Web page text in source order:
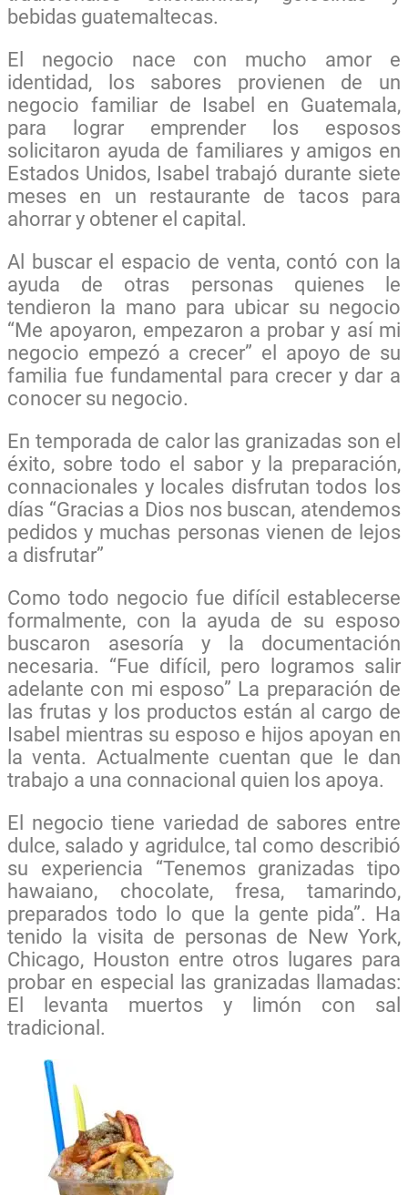
bebidas guatemaltecas.
El negocio nace con mucho amor e
identidad, los sabores provienen de un
negocio familiar de Isabel en Guatemala,
para lograr emprender los esposos
solicitaron ayuda de familiares y amigos en
Estados Unidos, Isabel trabajó durante siete
meses en un restaurante de tacos para
ahorrar y obtener el capital.
Al buscar el espacio de venta, contó con la
ayuda de otras personas quienes le
tendieron la mano para ubicar su negocio
“Me apoyaron, empezaron a probar y así mi
negocio empezó a crecer” el apoyo de su
familia fue fundamental para crecer y dar a
conocer su negocio.
En temporada de calor las granizadas son el
éxito, sobre todo el sabor y la preparación,
connacionales y locales disfrutan todos los
días “Gracias a Dios nos buscan, atendemos
pedidos y muchas personas vienen de lejos
a disfrutar”
Como todo negocio fue difícil establecerse
formalmente, con la ayuda de su esposo
buscaron asesoría y la documentación
necesaria. “Fue difícil, pero logramos salir
adelante con mi esposo” La preparación de
las frutas y los productos están al cargo de
Isabel mientras su esposo e hijos apoyan en
la venta. Actualmente cuentan que le dan
trabajo a una connacional quien los apoya.
El negocio tiene variedad de sabores entre
dulce, salado y agridulce, tal como describió
su experiencia “Tenemos granizadas tipo
hawaiano, chocolate, fresa, tamarindo,
preparados todo lo que la gente pida”. Ha
tenido la visita de personas de New York,
Chicago, Houston entre otros lugares para
probar en especial las granizadas llamadas:
El levanta muertos y limón con sal
tradicional.